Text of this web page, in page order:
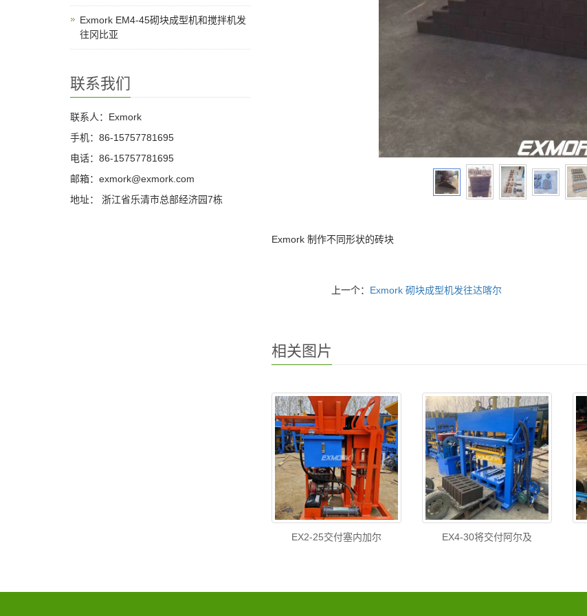
Exmork 制作不同形状的砖块
上一个： Exmork 砌块成型机发往达喀尔
相关图片
EX2-25交付塞内加尔 EX4-30将交付阿尔及
Exmork EM4-45砌块成型机和搅拌机发
往冈比亚
联系我们
联系人：Exmork
手机：86-15757781695
电话：86-15757781695
邮箱：exmork@exmork.com
地址： 浙江省乐清市总部经济园7栋